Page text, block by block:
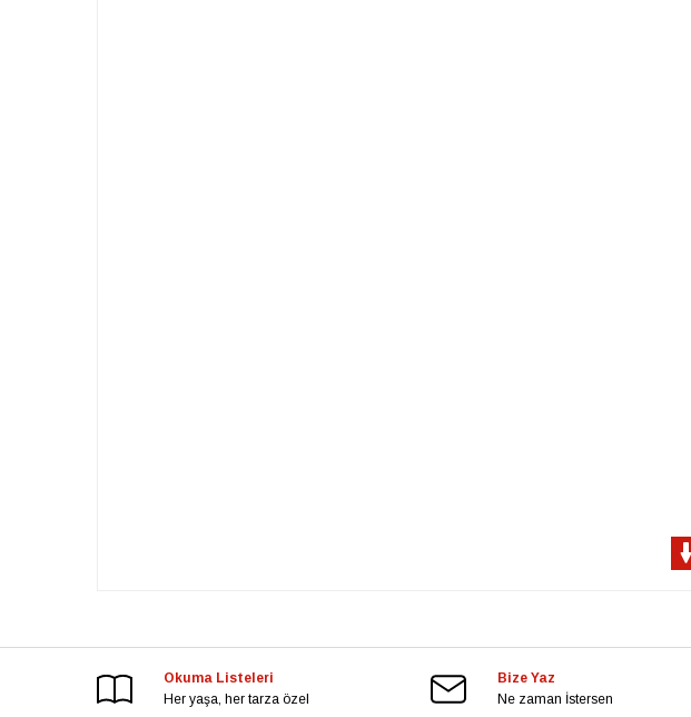
Okuma Listeleri
Her yaşa, her tarza özel
Bize Yaz
Ne zaman İstersen